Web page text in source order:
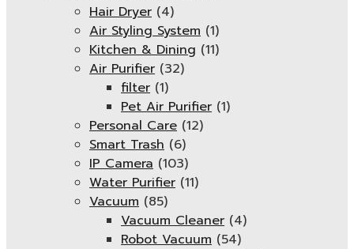
Hair Dryer (4)
Air Styling System (1)
Kitchen & Dining (11)
Air Purifier (32)
filter (1)
Pet Air Purifier (1)
Personal Care (12)
Smart Trash (6)
IP Camera (103)
Water Purifier (11)
Vacuum (85)
Vacuum Cleaner (4)
Robot Vacuum (54)